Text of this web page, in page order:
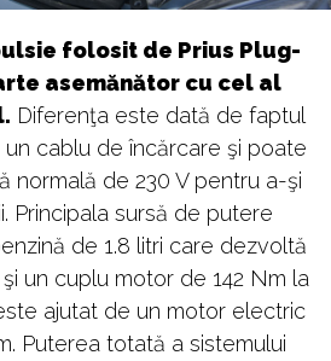
folosit de Prius Plug-
asemănător cu cel al
Diferenţa este dată de faptul
un cablu de încărcare şi poate
normală de 230 V pentru a-şi
Principala sursă de putere
de 1.8 litri care dezvoltă
un cuplu motor de 142 Nm la
ajutat de un motor electric
Puterea totată a sistemului